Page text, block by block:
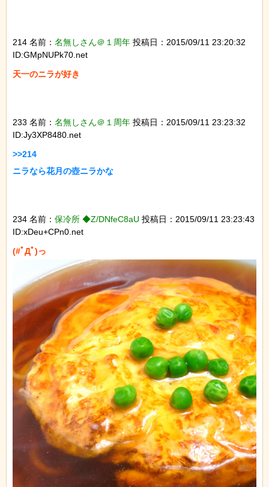
214 名前： 名無しさん＠１周年 投稿日：2015/09/11 23:20:32
ID:GMpNUPk70.net
天一のニラが好き
233 名前： 名無しさん＠１周年 投稿日：2015/09/11 23:23:32
ID:Jy3XP8480.net
>>214
ニラなら花月の壺ニラかな
234 名前： 保冷所 ◆Z/DNfeC8aU 投稿日：2015/09/11 23:23:43
ID:xDeu+CPn0.net
(#ﾟДﾟ)っ